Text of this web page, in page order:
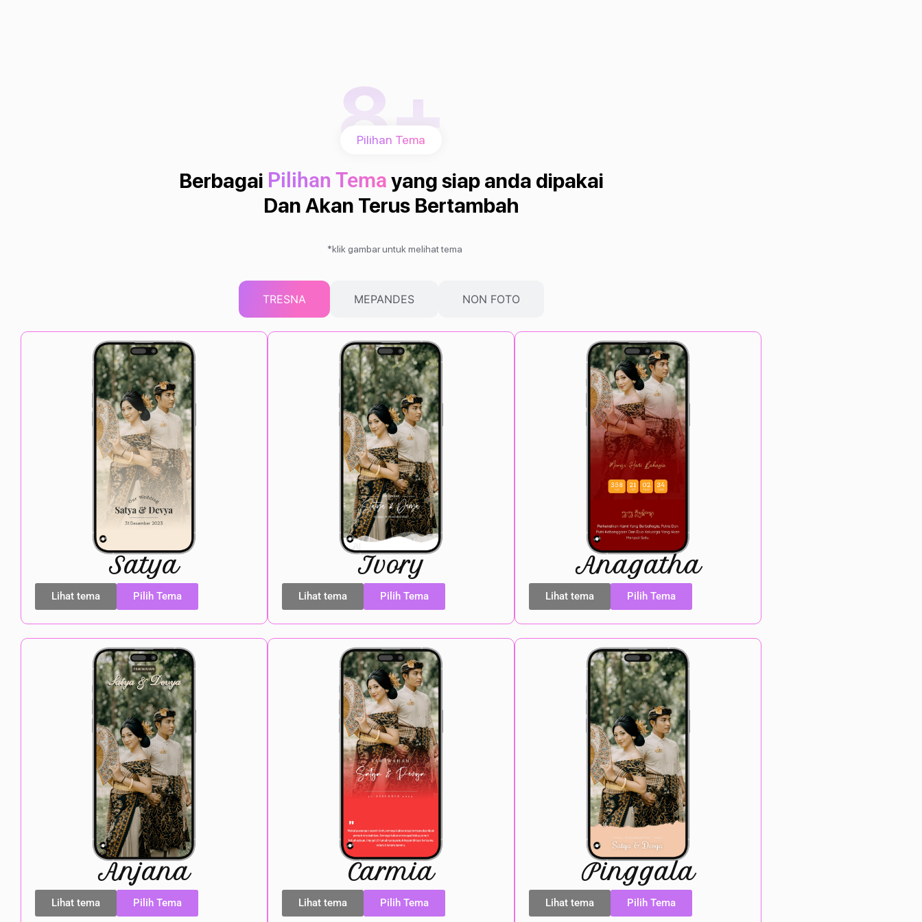
8+
Pilihan Tema
Berbagai Pilihan Tema yang siap anda dipakai
Dan Akan Terus Bertambah
*klik gambar untuk melihat tema
TRESNA MEPANDES NON FOTO
Satya
Lihat tema Pilih Tema
Ivory
Lihat tema Pilih Tema
Anagatha
Lihat tema Pilih Tema
Anjana
Lihat tema Pilih Tema
Carmia
Lihat tema Pilih Tema
Pinggala
Lihat tema Pilih Tema